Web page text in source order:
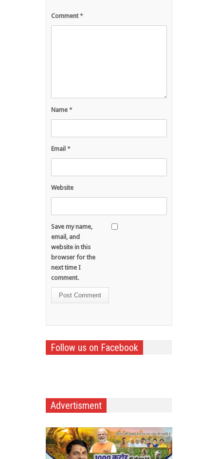
Comment*
Name *
Email *
Website
Save my name,
email, and
website in this
browser for the
next time I
comment.
Follow us on Facebook
Advertisment